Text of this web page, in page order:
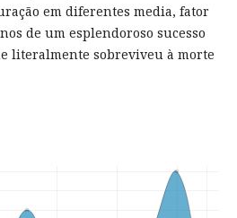
em diferentes media, fator
de um esplendoroso sucesso
literalmente sobreviveu à morte